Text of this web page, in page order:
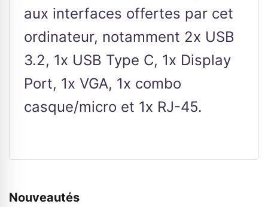
aux interfaces offertes par cet
ordinateur, notamment 2x USB
3.2, 1x USB Type C, 1x Display
Port, 1x VGA, 1x combo
casque/micro et 1x RJ-45.
Nouveautés